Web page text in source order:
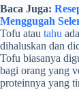
Baca Juga:
Menggugah
Tofu atau tahu
dihaluskan dan
Tofu biasanya
bagi orang yang
proteinnya yang